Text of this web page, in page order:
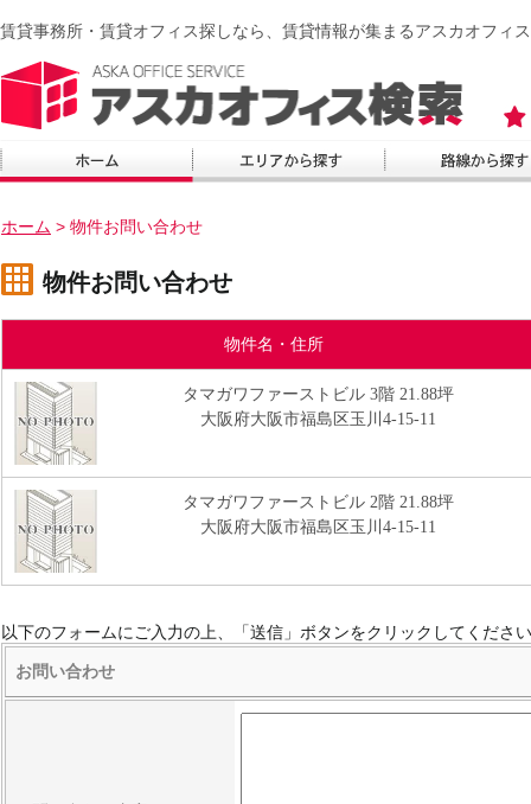
賃貸事務所・賃貸オフィス探しなら、賃貸情報が集まるアスカオフィ
ホーム > 物件お問い合わせ
物件お問い合わせ
物件名・住所
タマガワファーストビル 3階 21.88坪
大阪府大阪市福島区玉川4-15-11
タマガワファーストビル 2階 21.88坪
大阪府大阪市福島区玉川4-15-11
以下のフォームにご入力の上、「送信」ボタンをクリックしてくださ
お問い合わせ